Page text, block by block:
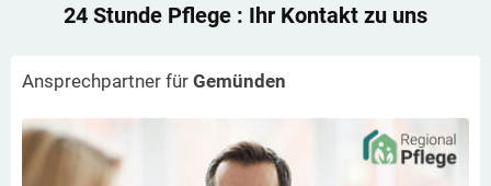
24 Stunde Pflege : Ihr Kontakt zu uns
Ansprechpartner für Gemünden